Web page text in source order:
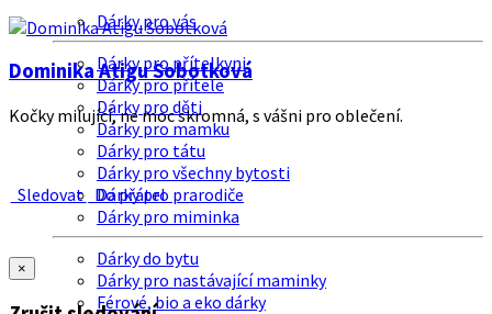
Dárky pro vás
Dárky pro přítelkyni
Dárky pro přítele
Dárky pro děti
Dárky pro mamku
Dárky pro tátu
Dárky pro všechny bytosti
Dárky pro prarodiče
Dárky pro miminka
Dárky do bytu
Dárky pro nastávající maminky
Férové, bio a eko dárky
Dominika Atigu Sobotková
Kočky milující, ne moc skromná, s vášni pro oblečení.
Sledovat Do přátel
×